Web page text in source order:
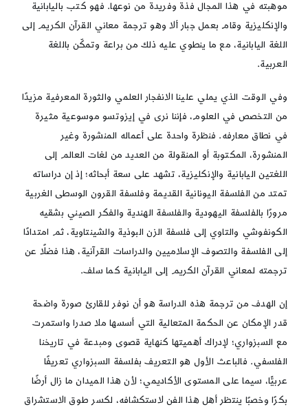
موهبته في هذا المجال فذة وفريدة من نوعها. فهو كتب باليابانية
والإنكليزية وقام بعمل جبار ألا وهو ترجمة معاني القرآن الكريم إلى
اللغة اليابانية، مع ما ينطوي عليه ذلك من براعة وتمكّن باللغة
العربية.
وفي الوقت الذي يملي علينا الانفجار العلمي والثورة المعرفية مزيدًا
من التخصص في العلوم، فإننا نرى في إيزوتسو موسوعية مثيرة
في نطاق معارفه. فنظرة واحدة على أعماله المنشورة وغير
المنشورة، المكتوبة أو المنقولة من العديد من لغات العالم إلى
اللغتين اليابانية والإنكليزية، تشهد على سعة أبحاثه؛ إذ إن دراساته
تمتد من الفلسفة اليونانية القديمة وفلسفة القرون الوسطى الغربية
مرورًا بالفلسفة اليهودية والفلسفة الهندية والفكر الصيني بشقيه
الكونفوشي والتاوي إلى فلسفة الزن البوذية والشينتاوية، ثم امتدادًا
إلى الفلسفة والتصوف الإسلاميين والدراسات القرآنية، هذا فضلًا عن
ترجمته لمعاني القرآن الكريم إلى اليابانية كما سلف.
إن الهدف من ترجمة هذه الدراسة هو أن نوفر للقارئ صورة واضحة
قدر الإمكان عن الحكمة المتعالية التي أسسها ملا صدرا واستمرت
مع السبزواري؛ لإدراك أهميتها كنهاية قصوى ومبدعة في تاريخنا
الفلسفي. فالباعث الأول هو التعريف بفلسفة السبزواري تعريفًا
عربيًّا، سيما على المستوى الأكاديمي؛ لأن هذا الميدان ما زال أرضًا
بكرًا وخصبًا ينتظر أهل هذا الفن لاستكشافه، لكسر طوق الاستشراق